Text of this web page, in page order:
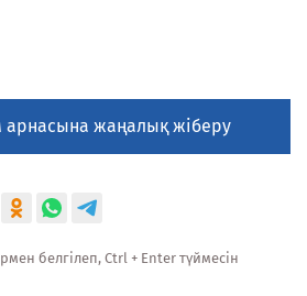
арнасына жаңалық жіберу
белгілеп, Ctrl + Enter түймесін